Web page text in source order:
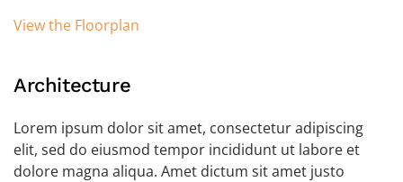
View the Floorplan
Architecture
Lorem ipsum dolor sit amet, consectetur adipiscing
elit, sed do eiusmod tempor incididunt ut labore et
dolore magna aliqua. Amet dictum sit amet justo